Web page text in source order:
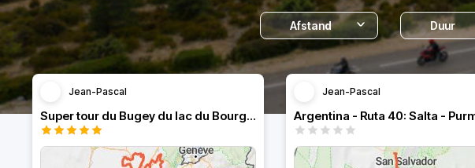
Afstand Duur
Jean-Pascal
Super tour du Bugey du lac du Bourget au lac Genin
Jean-Pascal